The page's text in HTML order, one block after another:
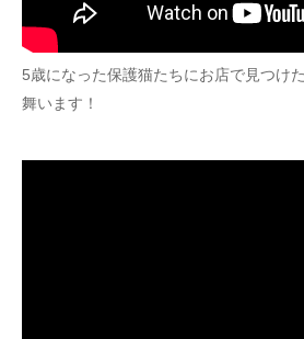
5歳になった保護猫たちにお店で見つけ
舞います！